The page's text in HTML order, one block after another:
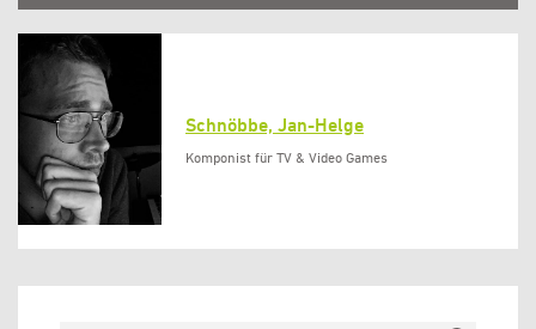
Schnöbbe, Jan-Helge
Komponist für TV & Video Games